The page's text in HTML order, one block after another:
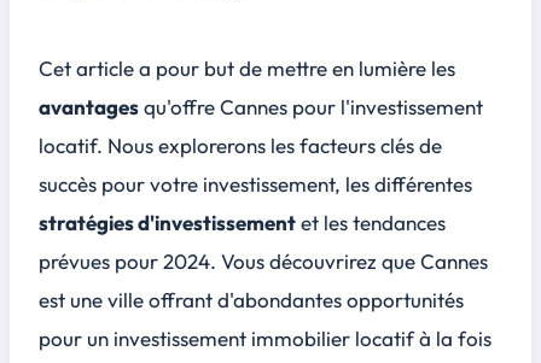
Cet article a pour but de mettre en lumière les
avantagesqu'offre Cannes pour l'investissement
locatif. Nous explorerons lesfacteurs clés de
succès pour votre investissement, les différentes
stratégies d'investissementet lestendances
prévues pour 2024. Vous découvrirez que Cannes
est une ville offrant d'abondantes opportunités
pour un investissement immobilier locatif à la fois